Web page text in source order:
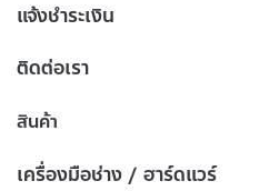
แจ้งชำระเงิน
ติดต่อเรา
สินค้า
เครื่องมือช่าง / ฮาร์ดแวร์